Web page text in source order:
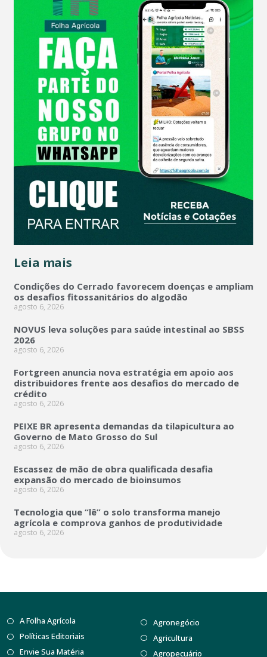
Leia mais
Condições do Cerrado favorecem doenças e ampliam
os desafios fitossanitários do algodão
agosto 6, 2026
NOVUS leva soluções para saúde intestinal ao SBSS
2026
agosto 6, 2026
Fortgreen anuncia nova estratégia em apoio aos
distribuidores frente aos desafios do mercado de
crédito
agosto 6, 2026
PEIXE BR apresenta demandas da tilapicultura ao
Governo de Mato Grosso do Sul
agosto 6, 2026
Escassez de mão de obra qualificada desafia
expansão do mercado de bioinsumos
agosto 6, 2026
Tecnologia que “lê” o solo transforma manejo
agrícola e comprova ganhos de produtividade
agosto 6, 2026
A Folha Agrícola
Políticas Editoriais
Envie Sua Matéria
Agronegócio
Agricultura
Agropecuário